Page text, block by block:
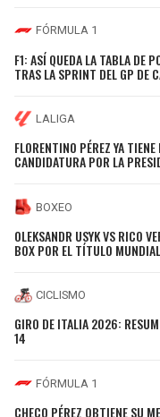
FÓRMULA 1
F1: ASÍ QUEDA LA TABLA DE
TRAS LA SPRINT DEL GP DE
LALIGA
FLORENTINO PÉREZ YA
CANDIDATURA POR LA
BOXEO
OLEKSANDR USYK VS RICO
BOX POR EL TÍTULO
CICLISMO
GIRO DE ITALIA 2026:
14
FÓRMULA 1
CHECO PÉREZ OBTIENE SU